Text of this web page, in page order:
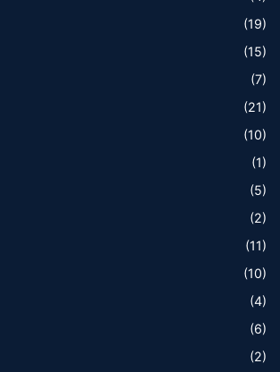
(19)
(15)
(7)
(21)
(10)
(1)
(5)
(2)
(11)
(10)
(4)
(6)
(2)